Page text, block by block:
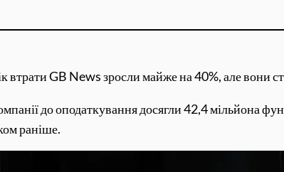
втрати GB News зросли майже на 40%, але вони
до оподаткування досягли 42,4 мільйона
раніше.